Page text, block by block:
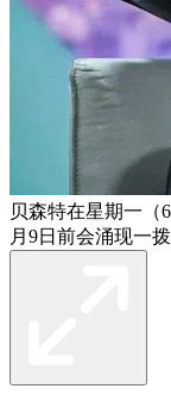
贝森特在星期一（
月9日前会涌现一